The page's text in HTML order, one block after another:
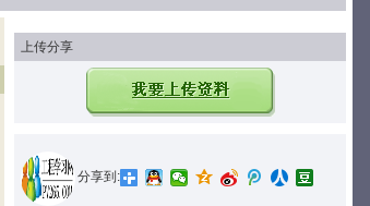
上传分享
分享到: